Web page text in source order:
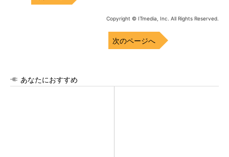
Copyright © ITmedia, Inc. All Rights Reserved.
次のページへ
あなたにおすすめ